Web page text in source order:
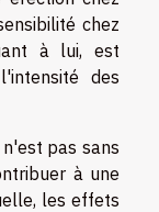
chez
à lui, est
des
pas sans
à une
les effets